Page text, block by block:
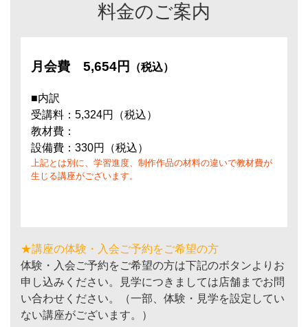
料金のご案内
月会費 5,654円 （税込）
■内訳
受講料：5,324円（税込）
教材費：
設備費：330円（税込）
上記とは別に、学習進度、制作作品の材料の違いで教材費が
生じる講座がございます。
★講座の体験・入会ご予約をご希望の方
体験・入会ご予約をご希望の方は下記のボタンよりお
申し込みください。見学につきましては店舗までお問
い合わせください。（一部、体験・見学を設定してい
ない講座がございます。）